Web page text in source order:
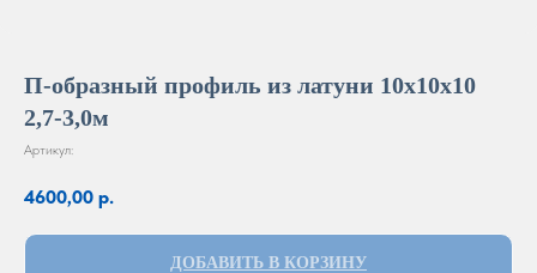
П-образный профиль из латуни 10х10х10
2,7-3,0м
Артикул:
4600,00 р.
ДОБАВИТЬ В КОРЗИНУ